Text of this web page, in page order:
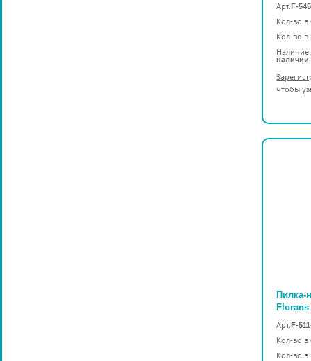
Арт.F-545
Кол-во
Кол-во
Наличие
наличии
чтобы
Пилка-
Florans
Арт.F-
Кол-во
Кол-во